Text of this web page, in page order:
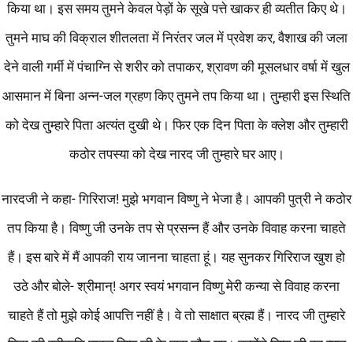
किया था। इस समय तुमने केवल पेड़ों के सूखे पत्ते खाकर ही व्यतीत किए थे।
तुमने माघ की विक्राल शीतलता में निरंतर जल में प्रवेश कर, वैशाख की जला
देने वाली गर्मी में पंचाग्नि से शरीर को तपाकर, श्रावण की मूसलधार वर्षा में खुल
आसमान में बिना अन्न-जल ग्रहण किए तुमने तप किया था। तु्म्हारी इस स्थिति
को देख तु्म्हारे पिता अत्यंत दुखी थे। फिर एक दिन पिता के क्लेश और तुम्हारी
कठोर तपस्या को देख नारद जी तुम्हारे घर आए।
नारदजी ने कहा- गिरिराज! मुझे भगवान विष्णु ने भेजा है। आपकी पुत्री ने कठोर
तप किया है। विष्णु जी उनके तप से प्रसन्न हैं और उनके विवाह करना चाहते
हैं। इस बारे में मैं आपकी राय जानना चाहता हूं। यह सुनकर गिरिराज खुश हो
उठे और बोले- श्रीमान्‌! अगर स्वयं भगवान विष्णु मेरी कन्या से विवाह करना
चाहते हैं तो मुझे कोई आपत्ति नहीं है। वे तो साक्षात ब्रह्म हैं। नारद जी तुम्हारे